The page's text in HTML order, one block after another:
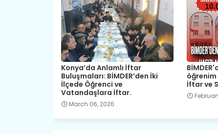
Konya’da Anlamlı İftar
Buluşmaları: BİMDER’den İki
İlçede Öğrenci ve
Vatandaşlara İftar.
March 06, 2026
öğrenim
İftar ve